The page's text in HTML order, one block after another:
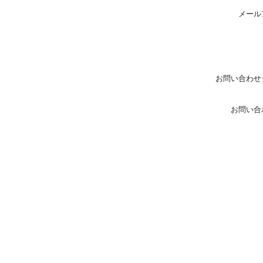
メー
お問い合わ
お問い